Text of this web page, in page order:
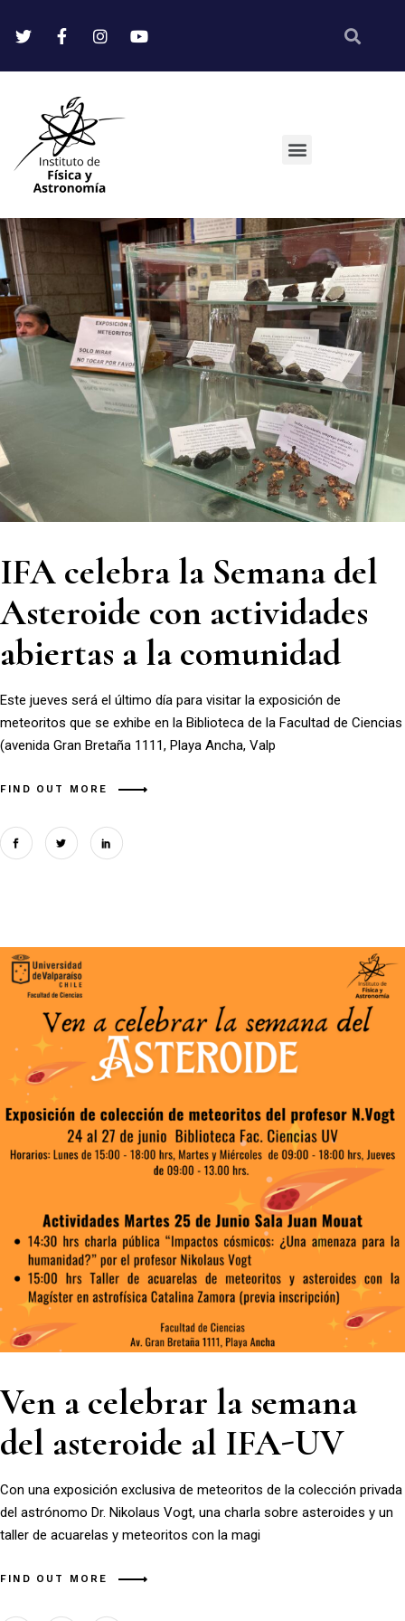
IFA celebra la Semana del
Asteroide con actividades
abiertas a la comunidad
Este jueves será el último día para visitar la exposición de
meteoritos que se exhibe en la Biblioteca de la Facultad de Ciencias
(avenida Gran Bretaña 1111, Playa Ancha, Valp
FIND OUT MORE
Ven a celebrar la semana
del asteroide al IFA-UV
Con una exposición exclusiva de meteoritos de la colección privada
del astrónomo Dr. Nikolaus Vogt, una charla sobre asteroides y un
taller de acuarelas y meteoritos con la magi
FIND OUT MORE